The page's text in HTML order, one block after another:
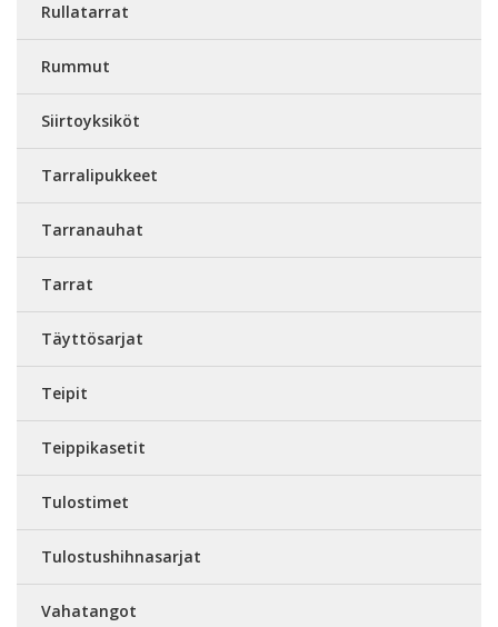
Rullatarrat
Rummut
Siirtoyksiköt
Tarralipukkeet
Tarranauhat
Tarrat
Täyttösarjat
Teipit
Teippikasetit
Tulostimet
Tulostushihnasarjat
Vahatangot